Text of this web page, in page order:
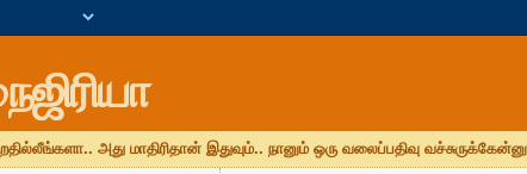
அது மாதிரிதான் இதுவும்.. நானும் ஒரு வலைப்பதிவு